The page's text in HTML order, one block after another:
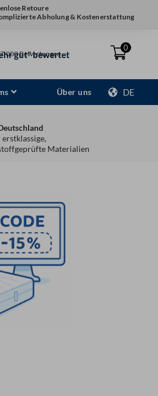
Retoure
Abholung & Kostenerstattung
gut" bewertet
Bewertungen
0
Über uns DE
Materialien